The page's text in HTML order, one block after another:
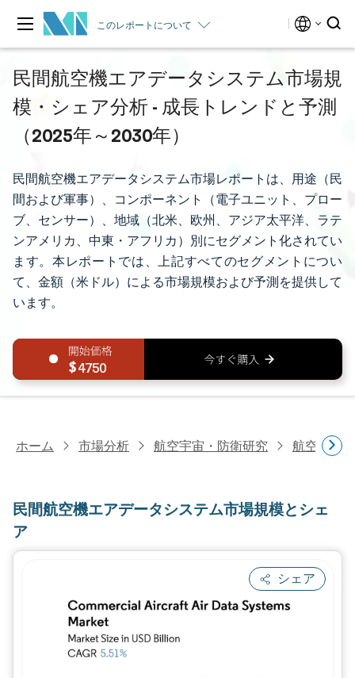
このレポートについて
民間航空機エアデータシステム市場規
模・シェア分析 - 成長トレンドと予測
（2025年～2030年）
民間航空機エアデータシステム市場レポートは、用途（民
間および軍事）、コンポーネント（電子ユニット、プロー
ブ、センサー）、地域（北米、欧州、アジア太平洋、ラテ
ンアメリカ、中東・アフリカ）別にセグメント化されてい
ます。本レポートでは、上記すべてのセグメントについ
て、金額（米ドル）による市場規模および予測を提供して
います。
4750
ホーム 市場分析 航空宇宙・防衛研究 航空機部
民間航空機エアデータシステム市場規模とシェ
ア
シェア